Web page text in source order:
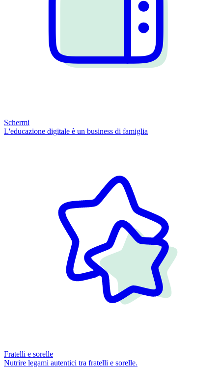
Schermi
L'educazione digitale è un business di famiglia
Fratelli e sorelle
Nutrire legami autentici tra fratelli e sorelle.